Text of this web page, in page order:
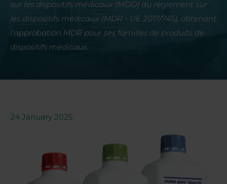
sur les dispositifs médicaux (MDD) au règlement sur
les dispositifs médicaux (MDR - UE 2017/745), obtenant
l'approbation MDR pour ses familles de produits de
dispositifs médicaux.
24 January 2025